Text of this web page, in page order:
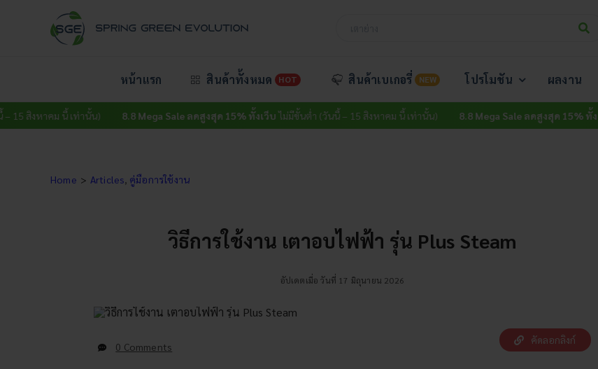
หน้าแรก สินค้าทั้งหมด HOT สินค้าเบเกอรี่ NEW โปรโมชัน ผลงาน
าคม นี้ เท่านั้น) 8.8 Mega Sale ลดสูงสุด 15% ทั้งเว็บไม่มีขั้นต่ำ (วันนี้ – 15 สิงหาคม นี้ เท่านั้น) 8.8 Mega Sale ลดสูงสุด 15% ทั้งเว็บไม่มี
Home Articles คู่มือการใช้งาน
วิธีการใช้งาน เตาอบไฟฟ้า รุ่น Plus Steam
อัปเดตเมื่อ วันที่ 17 มิถุนายน 2026
0 Comments
คัดลอกลิงก์